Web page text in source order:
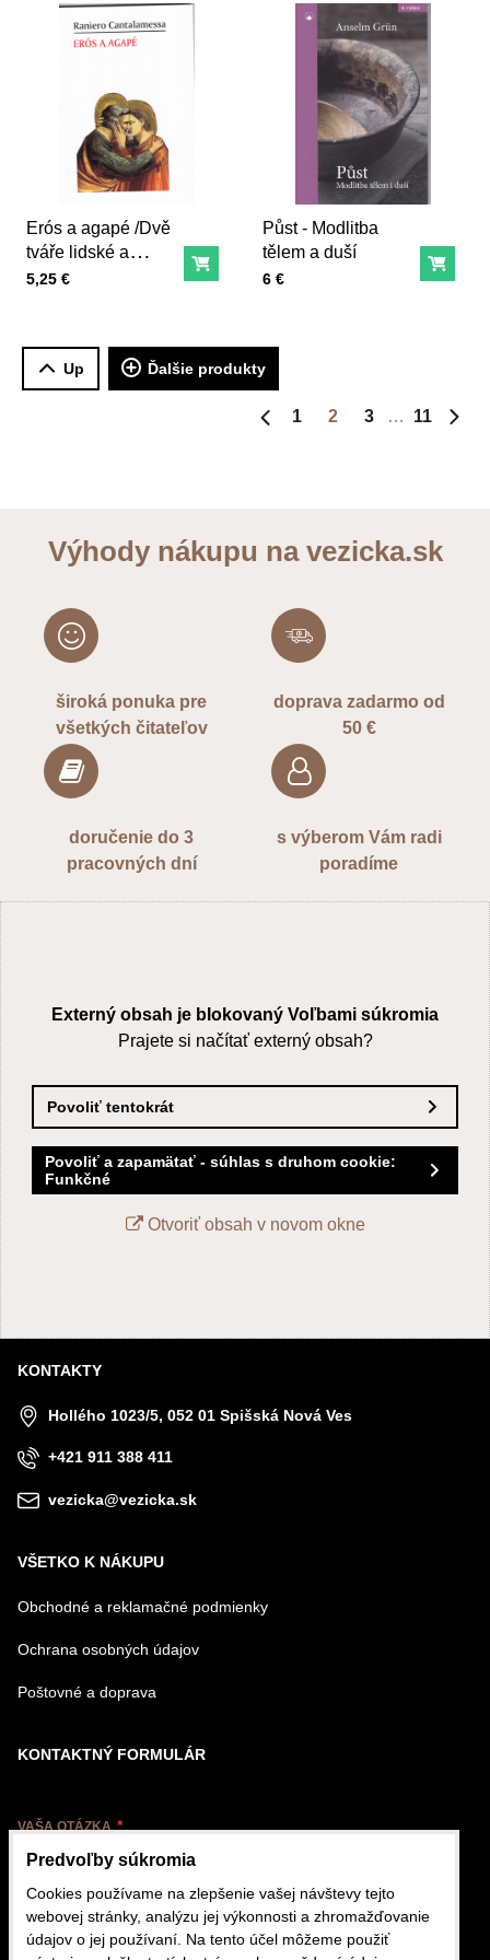
Erós a agapé /Dvě
tváře lidské a
křesťanské lásky/
Cena s DPH
5,25 € Do košíka
Půst - Modlitba
tělem a duší
Cena s DPH
6 € Do
Up Ďalšie produkty
1 2 3
11
Výhody nákupu na vezicka.sk
široká ponuka pre
všetkých čitateľov
doprava zadarmo od
50 €
doručenie do 3
pracovných dní
s výberom Vám radi
poradíme
Externý obsah je blokovaný Voľbami súkromia
Prajete si načítať externý obsah?
Povoliť tentokrát
Povoliť a zapamätať - súhlas s druhom cookie:
Funkčné
Otvoriť obsah v novom okne
KONTAKTY
Hollého 1023/5, 052 01 Spišská Nová Ves
+421 911 388 411
vezicka@vezicka.sk
VŠETKO K NÁKUPU
Obchodné a reklamačné podmienky
Ochrana osobných údajov
Poštovné a doprava
KONTAKTNÝ FORMULÁR
VAŠA OTÁZKA
Predvoľby súkromia
Cookies používame na zlepšenie vašej návštevy tejto
webovej stránky, analýzu jej výkonnosti a zhromažďovanie
údajov o jej používaní. Na tento účel môžeme použiť